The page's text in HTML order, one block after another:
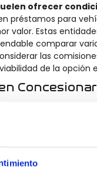
ofrecer
préstamos para
valor. Estas
comparar
las
de la opción
para
comparar
concesionario
atención, para